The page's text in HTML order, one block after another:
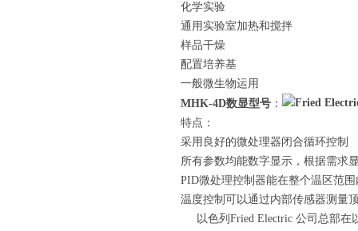
化学实验
通用实验室加热和搅拌
样品干燥
配置培养基
一般微生物运用
MHK-4D数显型号 ：
特点：
采用良好的微处理器闭合循环控制
所有参数均能数字显示，根据需求
PID微处理控制器能在整个温区范
温度控制可以通过内部传感器测量
以色列Fried Electric 公司总部在